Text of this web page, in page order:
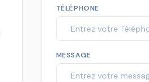
TÉLÉPHONE
MESSAGE